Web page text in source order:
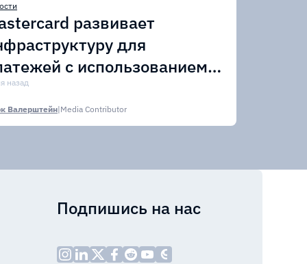
развивает
для
с использованием
назад
Валерштейн|Media Contributor
Подпишись на нас